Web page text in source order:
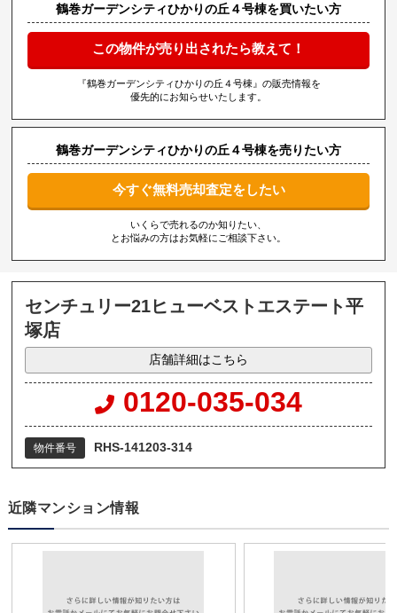
鶴巻ガーデンシティひかりの丘４号棟を買いたい方
この物件が売り出されたら教えて！
『鶴巻ガーデンシティひかりの丘４号棟』の販売情報を
優先的にお知らせいたします。
鶴巻ガーデンシティひかりの丘４号棟を売りたい方
今すぐ無料売却査定をしたい
いくらで売れるのか知りたい、
とお悩みの方はお気軽にご相談下さい。
センチュリー21ヒューベストエステート平
塚店
店舗詳細はこちら
0120-035-034
物件番号 RHS-141203-314
近隣マンション情報